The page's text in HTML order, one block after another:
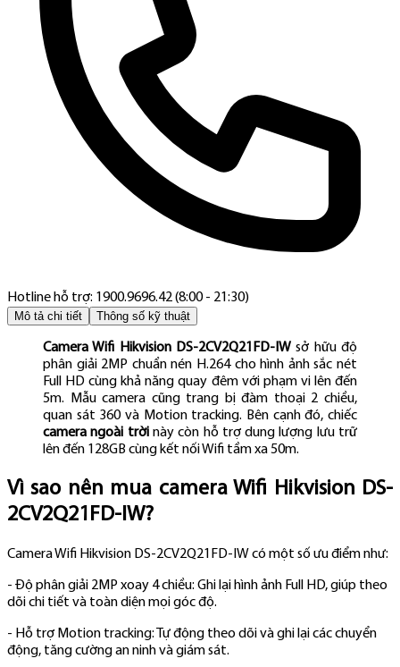
Hotline hỗ trợ: 1900.9696.42 (8:00 - 21:30)
Mô tả chi tiết Thông số kỹ thuật
Camera Wifi Hikvision DS-2CV2Q21FD-IW sở hữu độ
phân giải 2MP chuẩn nén H.264 cho hình ảnh sắc nét
Full HD cùng khả năng quay đêm với phạm vi lên đến
5m. Mẫu camera cũng trang bị đàm thoại 2 chiều,
quan sát 360 và Motion tracking. Bên cạnh đó, chiếc
camera ngoài trờinày còn hỗ trợ dung lượng lưu trữ
lên đến 128GB cùng kết nối Wifi tầm xa 50m.
Vì sao nên mua camera Wifi Hikvision DS-
2CV2Q21FD-IW?
Camera Wifi Hikvision DS-2CV2Q21FD-IW có một số ưu điểm như:
- Độ phân giải 2MP xoay 4 chiều: Ghi lại hình ảnh Full HD, giúp theo
dõi chi tiết và toàn diện mọi góc độ.
- Hỗ trợ Motion tracking: Tự động theo dõi và ghi lại các chuyển
động, tăng cường an ninh và giám sát.